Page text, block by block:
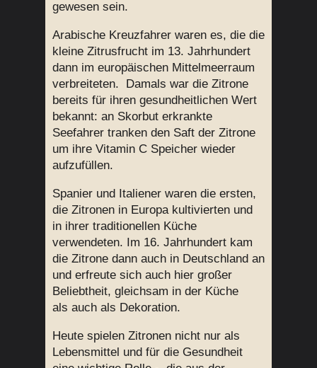
gewesen sein.
Arabische Kreuzfahrer waren es, die die
kleine Zitrusfrucht im 13. Jahrhundert
dann im europäischen Mittelmeerraum
verbreiteten. Damals war die Zitrone
bereits für ihren gesundheitlichen Wert
bekannt: an Skorbut erkrankte
Seefahrer tranken den Saft der Zitrone
um ihre Vitamin C Speicher wieder
aufzufüllen.
Spanier und Italiener waren die ersten,
die Zitronen in Europa kultivierten und
in ihrer traditionellen Küche
verwendeten. Im 16. Jahrhundert kam
die Zitrone dann auch in Deutschland an
und erfreute sich auch hier großer
Beliebtheit, gleichsam in der Küche
als auch als Dekoration.
Heute spielen Zitronen nicht nur als
Lebensmittel und für die Gesundheit